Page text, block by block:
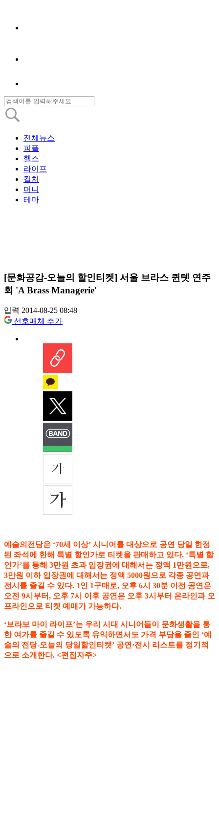
전체뉴스
피플
헬스
라이프
컬처
머니
테마
[문화공감-오늘의 할인티켓] 서울 브라스 퀸텟 연주
회 'A Brass Managerie'
입력 2014-08-25 08:48
선호매체 추가
예술의전당은 ‘70세 이상’ 시니어를 대상으로 공연 당일 한정
된 좌석에 한해 특별 할인가로 티켓을 판매하고 있다. ‘특별 할
인가’를 통해 3만원 초과 입장권에 대해서는 정액 1만원으로,
3만원 이하 입장권에 대해서는 정액 5000원으로 각종 공연과
전시를 즐길 수 있다. 1인 1구매로, 오후 6시 30분 이전 공연은
오전 9시부터, 오후 7시 이후 공연은 오후 3시부터 온라인과 오
프라인으로 티켓 예매가 가능하다.
‘브라보 마이 라이프’는 우리 시대 시니어들이 문화생활을 통
한 여가를 즐길 수 있도록 유익하면서도 가격 부담을 줄인 ‘예
술의 전당-오늘의 당일할인티켓’ 공연·전시 리스트를 정기적
으로 소개한다. <편집자주>